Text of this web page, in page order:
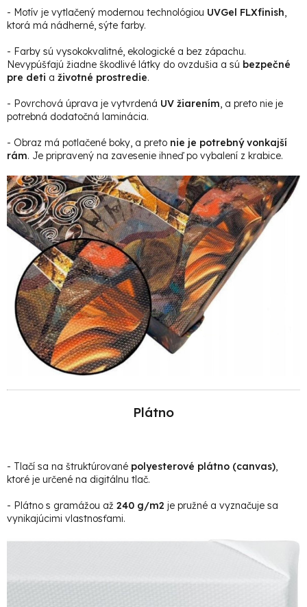
- Motív je vytlačený modernou technológiou UVGel FLXfinish,
ktorá má nádherné, sýte farby.
- Farby sú vysokokvalitné, ekologické a bez zápachu.
Nevypúšťajú žiadne škodlivé látky do ovzdušia a sú bezpečné
pre deti a životné prostredie.
- Povrchová úprava je vytvrdená UV žiarením, a preto nie je
potrebná dodatočná laminácia.
- Obraz má potlačené boky, a preto nie je potrebný vonkajší
rám. Je pripravený na zavesenie ihneď po vybalení z krabice.
Plátno
- Tlačí sa na štruktúrované polyesterové plátno (canvas),
ktoré je určené na digitálnu tlač.
- Plátno s gramážou až 240 g/m2 je pružné a vyznačuje sa
vynikajúcimi vlastnosťami.